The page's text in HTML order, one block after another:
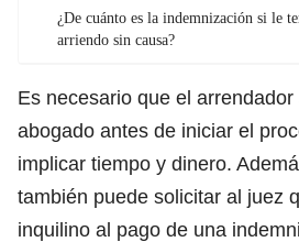
¿De cuánto es la indemnización si le
arriendo sin causa?
Es necesario que el
abogado antes de iniciar el
implicar tiempo y dinero.
también puede solicitar al juez
inquilino al pago de una